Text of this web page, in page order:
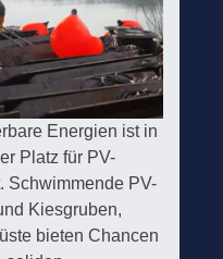
Energien ist in
Platz für PV-
Schwimmende PV-
Kiesgruben,
bieten Chancen